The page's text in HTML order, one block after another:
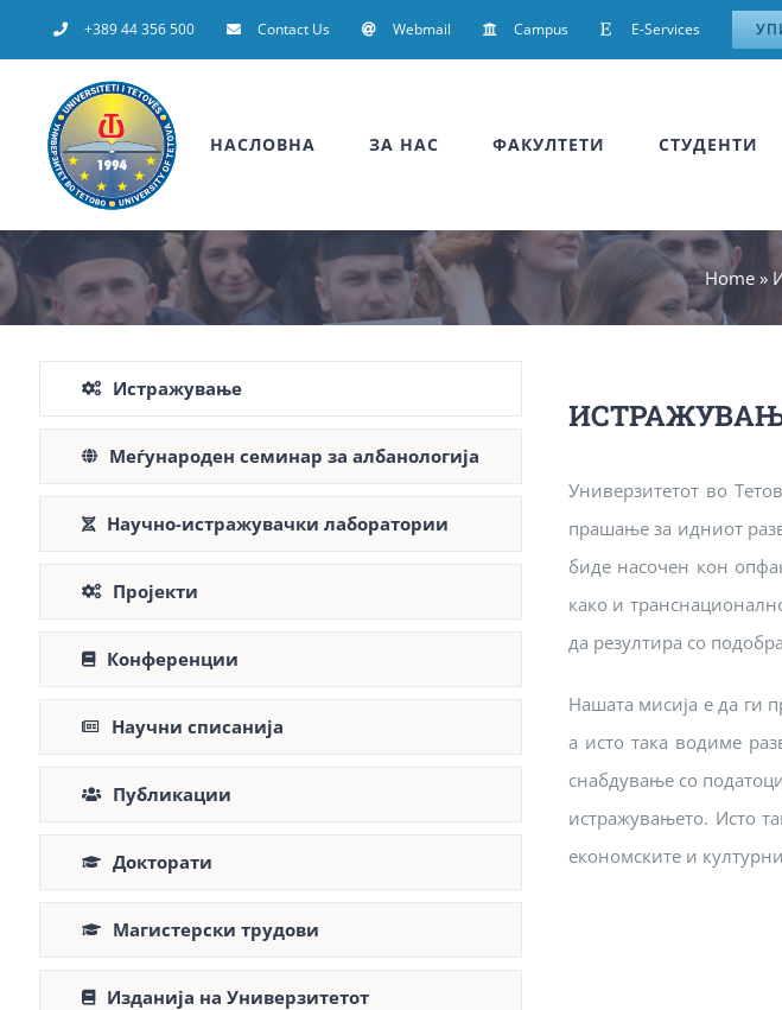
to
+389 44 356 500 Contact Us Webmail Campus E-Services
НАСЛОВНА ЗА НАС ФАКУЛТЕТИ СТУДЕНТИ
Home »
Истражување
Меѓународен семинар за албанологија
Научно-истражувачки лаборатории
Пројекти
Конференции
Научни списанија
Публикации
Докторати
Магистерски трудови
Изданија на Универзитетот
Универзитетот во
прашање за идниот
биде насочен кон
како и
да резултира со
Нашата мисија е да ги
а исто така водиме
снабдување со
истражувањето. Исто
економските и